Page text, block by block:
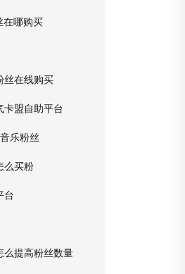
在哪购买
丝在线购买
卡盟自助平台
乐粉丝
么买粉
台
么提高粉丝数量